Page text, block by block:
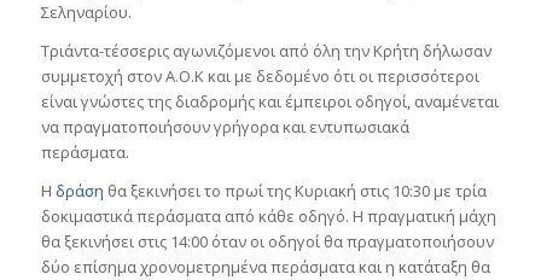
Σεληναρίου.
Τριάντα-τέσσερις αγωνιζόμενοι από όλη την Κρήτη δήλωσαν
συμμετοχή στον Α.Ο.Κ και με δεδομένο ότι οι περισσότεροι
είναι γνώστες της διαδρομής και έμπειροι οδηγοί, αναμένεται
να πραγματοποιήσουν γρήγορα και εντυπωσιακά
περάσματα.
Η δράση θα ξεκινήσει το πρωί της Κυριακή στις 10:30 με τρία
δοκιμαστικά περάσματα από κάθε οδηγό. Η πραγματική μάχη
θα ξεκινήσει στις 14:00 όταν οι οδηγοί θα πραγματοποιήσουν
δύο επίσημα χρονομετρημένα περάσματα και η κατάταξη θα